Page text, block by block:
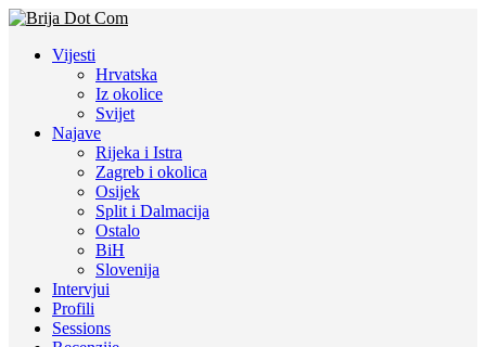
Vijesti
Hrvatska
Iz okolice
Svijet
Najave
Rijeka i Istra
Zagreb i okolica
Osijek
Split i Dalmacija
Ostalo
BiH
Slovenija
Intervjui
Profili
Sessions